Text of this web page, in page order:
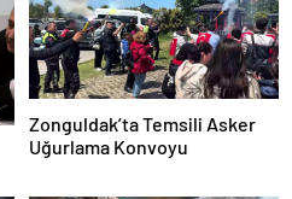
Zonguldak’ta Temsili Asker
Uğurlama Konvoyu